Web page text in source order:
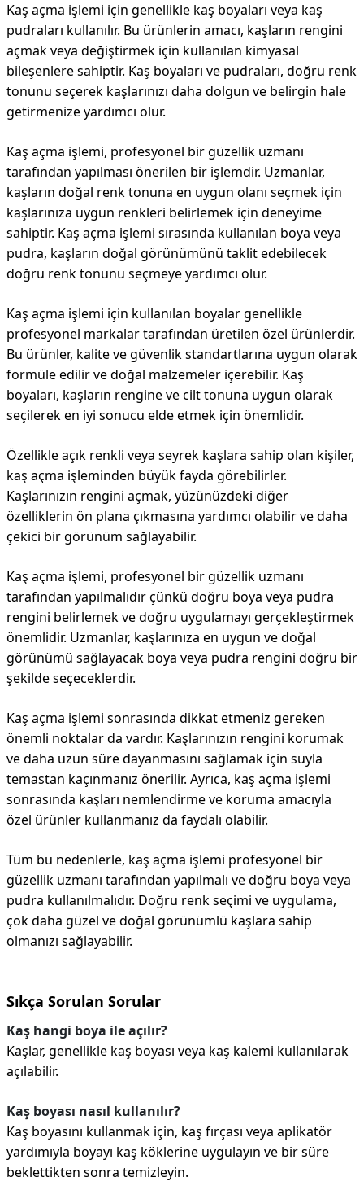
Kaş açma işlemi için genellikle kaş boyaları veya kaş
pudraları kullanılır. Bu ürünlerin amacı, kaşların rengini
açmak veya değiştirmek için kullanılan kimyasal
bileşenlere sahiptir. Kaş boyaları ve pudraları, doğru renk
tonunu seçerek kaşlarınızı daha dolgun ve belirgin hale
getirmenize yardımcı olur.
Kaş açma işlemi, profesyonel bir güzellik uzmanı
tarafından yapılması önerilen bir işlemdir. Uzmanlar,
kaşların doğal renk tonuna en uygun olanı seçmek için
kaşlarınıza uygun renkleri belirlemek için deneyime
sahiptir. Kaş açma işlemi sırasında kullanılan boya veya
pudra, kaşların doğal görünümünü taklit edebilecek
doğru renk tonunu seçmeye yardımcı olur.
Kaş açma işlemi için kullanılan boyalar genellikle
profesyonel markalar tarafından üretilen özel ürünlerdir.
Bu ürünler, kalite ve güvenlik standartlarına uygun olarak
formüle edilir ve doğal malzemeler içerebilir. Kaş
boyaları, kaşların rengine ve cilt tonuna uygun olarak
seçilerek en iyi sonucu elde etmek için önemlidir.
Özellikle açık renkli veya seyrek kaşlara sahip olan kişiler,
kaş açma işleminden büyük fayda görebilirler.
Kaşlarınızın rengini açmak, yüzünüzdeki diğer
özelliklerin ön plana çıkmasına yardımcı olabilir ve daha
çekici bir görünüm sağlayabilir.
Kaş açma işlemi, profesyonel bir güzellik uzmanı
tarafından yapılmalıdır çünkü doğru boya veya pudra
rengini belirlemek ve doğru uygulamayı gerçekleştirmek
önemlidir. Uzmanlar, kaşlarınıza en uygun ve doğal
görünümü sağlayacak boya veya pudra rengini doğru bir
şekilde seçeceklerdir.
Kaş açma işlemi sonrasında dikkat etmeniz gereken
önemli noktalar da vardır. Kaşlarınızın rengini korumak
ve daha uzun süre dayanmasını sağlamak için suyla
temastan kaçınmanız önerilir. Ayrıca, kaş açma işlemi
sonrasında kaşları nemlendirme ve koruma amacıyla
özel ürünler kullanmanız da faydalı olabilir.
Tüm bu nedenlerle, kaş açma işlemi profesyonel bir
güzellik uzmanı tarafından yapılmalı ve doğru boya veya
pudra kullanılmalıdır. Doğru renk seçimi ve uygulama,
çok daha güzel ve doğal görünümlü kaşlara sahip
olmanızı sağlayabilir.
Sıkça Sorulan Sorular
Kaş hangi boya ile açılır?
Kaşlar, genellikle kaş boyası veya kaş kalemi kullanılarak
açılabilir.
Kaş boyası nasıl kullanılır?
Kaş boyasını kullanmak için, kaş fırçası veya aplikatör
yardımıyla boyayı kaş köklerine uygulayın ve bir süre
beklettikten sonra temizleyin.